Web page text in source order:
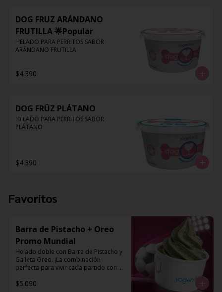
DOG FRUZ ARÁNDANO
FRUTILLA 🌟Popular
HELADO PARA PERRITOS SABOR
ARÁNDANO FRUTILLA
$4.390
DOG FRÜZ PLÁTANO
HELADO PARA PERRITOS SABOR
PLÁTANO
$4.390
Favoritos
Barra de Pistacho + Oreo
Promo Mundial
Helado doble con Barra de Pistacho y
Galleta Oreo. ¡La combinación
perfecta para vivir cada partido con el
$5.090